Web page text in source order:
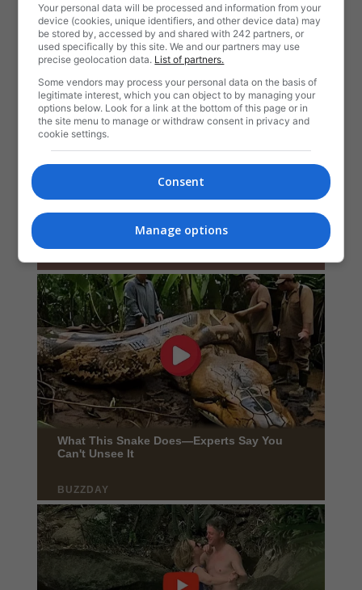
Your personal data will be processed and information from your
device (cookies, unique identifiers, and other device data) may
be stored by, accessed by and shared with 242 partners, or
used specifically by this site. We and our partners may use
precise geolocation data. List of partners.
Some vendors may process your personal data on the basis of
legitimate interest, which you can object to by managing your
options below. Look for a link at the bottom of this page or in
the site menu to manage or withdraw consent in privacy and
cookie settings.
Consent
Manage options